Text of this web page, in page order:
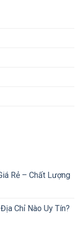
Rẻ – Chất Lượng
Chỉ Nào Uy Tín?